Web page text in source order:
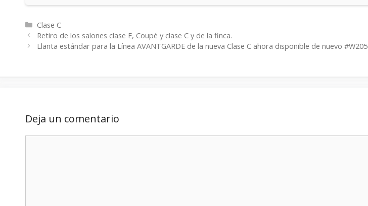
Categorías
Clase C
Retiro de los salones clase E, Coupé y clase C y de la finca.
Llanta estándar para la Línea AVANTGARDE de la nueva Clase C ahora disponible de nuevo #W205
Deja un comentario